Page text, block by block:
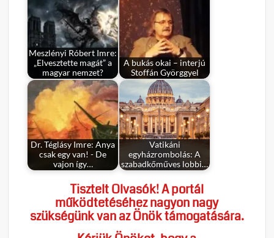
Meszlényi Róbert Imre:
„Elvesztette magát” a
magyar nemzet?
A bukás okai – interjú
Stoffán Györggyel
Dr. Téglásy Imre: Anya
csak egy van! - De
vajon így…
Vatikáni
egyházrombolás: A
szabadkőműves lobbi…
Tisztelt Olvasók! A portál
működtetéséhez nagyon nagy
szükségünk van az Önök támogatására.